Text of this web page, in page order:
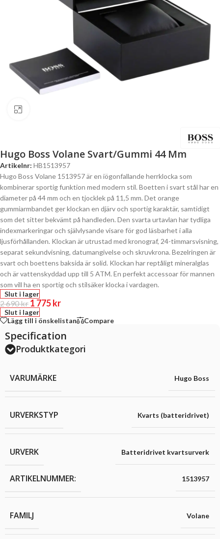
Hugo Boss Volane Svart/Gummi 44 Mm
Artikelnr: HB1513957
Hugo Boss Volane 1513957 är en iögonfallande herrklocka som
kombinerar sportig funktion med modern stil. Boetten i svart stål har en
diameter på 44 mm och en tjocklek på 11,5 mm. Det orange
gummiarmbandet ger klockan en djärv och sportig karaktär, samtidigt
som det sitter bekvämt på handleden. Den svarta urtavlan har tydliga
indexmarkeringar och självlysande visare för god läsbarhet i alla
ljusförhållanden. Klockan är utrustad med kronograf, 24-timmarsvisning,
separat sekundvisning, datumangivelse och skruvkrona. Bezelringen är
svart och boettens baksida är solid. Klockan har reptåligt mineralglas
och är vattenskyddad upp till 5 ATM. En perfekt accessoar för mannen
som vill ha en sportig och stilsäker klocka i vardagen.
Slut i lager
2 690kr 1 775kr
Slut i lager
Lägg till i önskelistan
Compare
Specification
Produktkategori
VARUMÄRKE Hugo Boss
URVERKSTYP Kvarts (batteridrivet)
URVERK Batteridrivet kvartsurverk
ARTIKELNUMMER: 1513957
FAMILJ Volane